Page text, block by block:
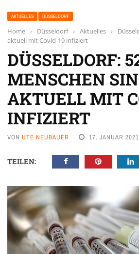
AKTUELLES DÜSSELDORF
Home › Düsseldorf › Aktuelles ›
aktuell mit Covid-19 infiziert
DÜSSELDORF:
MENSCHEN
AKTUELL MIT
INFIZIERT
VON UTE NEUBAUER 17. JANUAR 2021
TEILEN: